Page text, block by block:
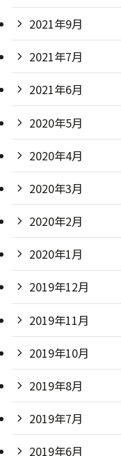
2021年9月
2021年7月
2021年6月
2020年5月
2020年4月
2020年3月
2020年2月
2020年1月
2019年12月
2019年11月
2019年10月
2019年8月
2019年7月
2019年6月